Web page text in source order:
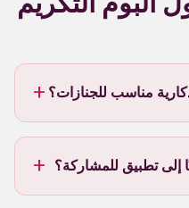
مناسب للجنازات؟ +
إلى تطبيق للمشاركة؟ +